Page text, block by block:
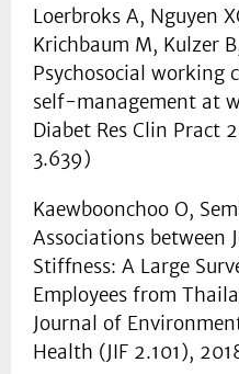
Loerbroks A, Nguyen
Krichbaum M, Kulzer
Psychosocial working
self-management at
Diabet Res Clin Pract
3.639)
Kaewboonchoo O,
Associations between
Stiffness: A Large
Employees from
Journal of
Health (JIF 2.101),